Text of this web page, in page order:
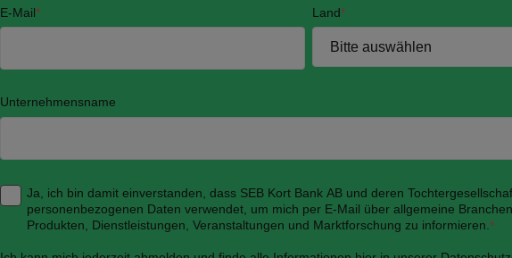
E-Mail* Land*
Unternehmensname
Ja, ich bin damit einverstanden, dass SEB Kort Bank AB und deren
personenbezogenen Daten verwendet, um mich per E-Mail über allgemeine
Produkten, Dienstleistungen, Veranstaltungen und Marktforschung zu informieren. *